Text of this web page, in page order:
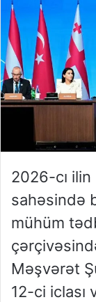
2026-cı ilin
sahəsində
mühüm
Məşvərət
12-ci iclası